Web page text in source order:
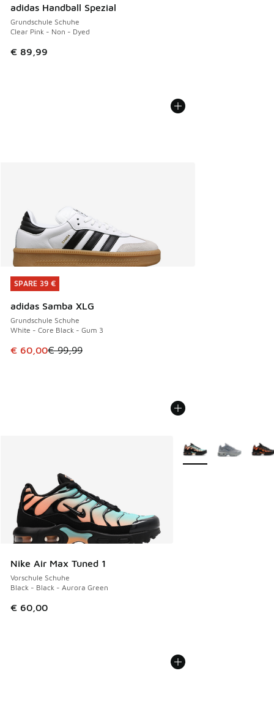
adidas Handball Spezial
Grundschule Schuhe
Clear Pink - Non - Dyed
€ 89,99
SPARE 39 €
adidas Samba XLG
Grundschule Schuhe
White - Core Black - Gum 3
Dieser Artikel ist im Sale. Der Preis ist von € 99,99 auf €
€ 60,00€ 99,99
SPARE 39 €
Nike Air Max Tuned 1
Vorschule Schuhe
Black - Black - Aurora Green
€ 60,00
Weitere Farben